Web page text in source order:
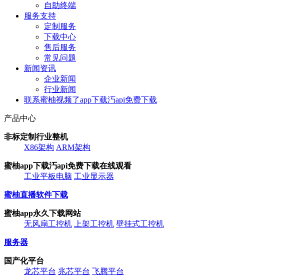
自助终端
服务支持
定制服务
下载中心
售后服务
常见问题
新闻资讯
企业新闻
行业新闻
联系蜜柚视频了app下载汅api免费下载
产品中心
非标定制行业整机
X86架构 ARM架构
蜜柚app下载汅api免费下载在线观看
工业平板电脑 工业显示器
蜜柚直播软件下载
蜜柚app永久下载网站
无风扇工控机
上架工控机 壁挂式工控机
服务器
国产化平台
龙芯平台 兆芯平台 飞腾平台